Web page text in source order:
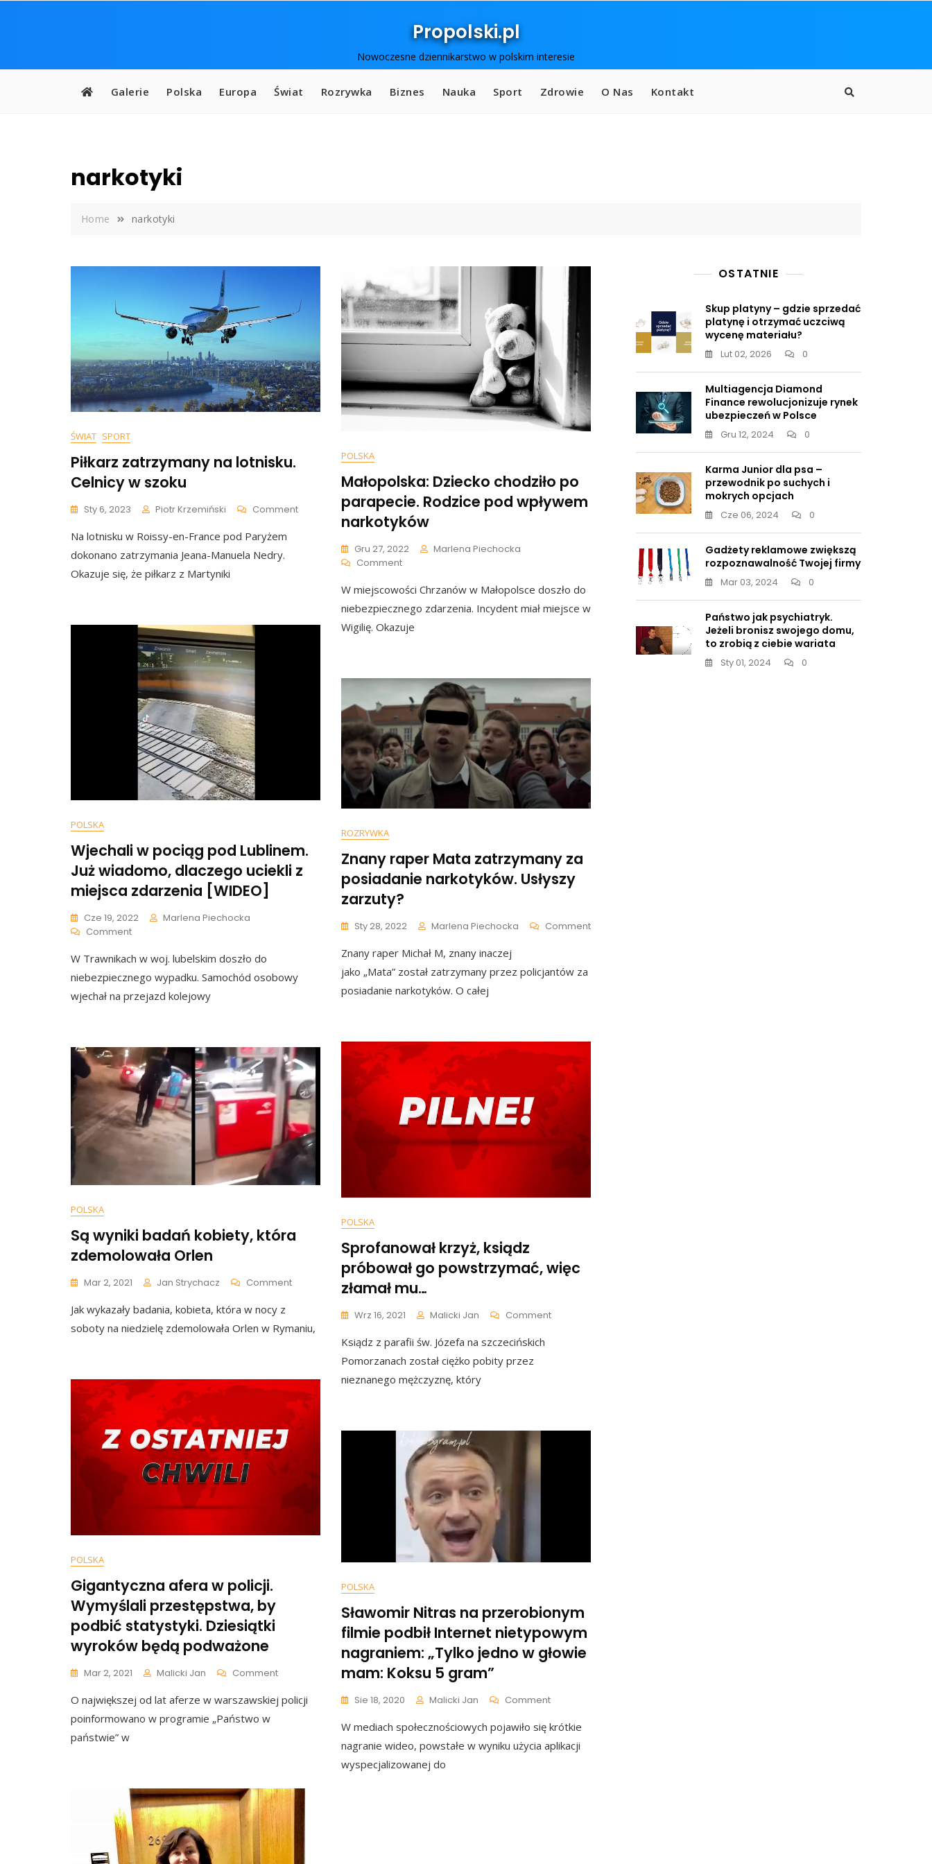
Propolski.pl
Nowoczesne dziennikarstwo w polskim interesie
Galerie Polska Europa Świat Rozrywka Biznes Nauka Sport Zdrowie O Nas Kontakt
narkotyki
Home narkotyki
ŚWIAT SPORT
Piłkarz zatrzymany na lotnisku.
Celnicy w szoku
Sty 6, 2023 Piotr Krzemiński CommentOn
Na lotnisku w Roissy-en-France pod Paryżem
dokonano zatrzymania Jeana-Manuela Nedry.
Okazuje się, że piłkarz z Martyniki
POLSKA
Małopolska: Dziecko chodziło po
parapecie. Rodzice pod wpływem
narkotyków
Gru 27, 2022
Marlena Piechocka
CommentOn
Dziecko
Chodziło
Po
Parapecie.
Narkotyków
W miejscowości Chrzanów w Małopolsce doszło do
niebezpiecznego zdarzenia. Incydent miał miejsce w
Wigilię. Okazuje
POLSKA
Wjechali w pociąg pod Lublinem.
Już wiadomo, dlaczego uciekli z
miejsca zdarzenia [WIDEO]
Cze 19, 2022
Marlena Piechocka
CommentOn
W
Pociąg
Pod
Lublinem.
Uciekli
Z
Miejsca
Zdarzenia
[WIDEO]
W Trawnikach w woj. lubelskim doszło do
niebezpiecznego wypadku. Samochód osobowy
wjechał na przejazd kolejowy
ROZRYWKA
Znany raper Mata zatrzymany za
posiadanie narkotyków. Usłyszy
zarzuty?
Sty 28, 2022 Marlena Piechocka CommentOn
Znany raper Michał M, znany inaczej
jako „Mata” został zatrzymany przez policjantów za
posiadanie narkotyków. O całej
POLSKA
Sprofanował krzyż, ksiądz
próbował go powstrzymać, więc
złamał mu…
Wrz 16, 2021 Malicki Jan CommentOn
Ksiądz z parafii św. Józefa na szczecińskich
Pomorzanach został ciężko pobity przez
nieznanego mężczyznę, który
POLSKA
Są wyniki badań kobiety, która
zdemolowała Orlen
Mar 2, 2021 Jan Strychacz CommentOn
Badań
Kobiety,
Zdemolowała
Orlen
Jak wykazały badania, kobieta, która w nocy z
soboty na niedzielę zdemolowała Orlen w Rymaniu,
POLSKA
Gigantyczna afera w policji.
Wymyślali przestępstwa, by
podbić statystyki. Dziesiątki
wyroków będą podważone
Mar 2, 2021 Malicki Jan CommentOn
Afera
Statystyki.
Dziesiątki
Wyroków
Będą
Podważone
O największej od lat aferze w warszawskiej policji
poinformowano w programie „Państwo w
państwie” w
POLSKA
Sławomir Nitras na przerobionym
filmie podbił Internet nietypowym
nagraniem: „Tylko jedno w głowie
mam: Koksu 5 gram”
Sie 18, 2020 Malicki Jan CommentOn
Nitras
Na
Przerobionym
W mediach społecznościowych pojawiło się krótkie
nagranie wideo, powstałe w wyniku użycia aplikacji
wyspecjalizowanej do
OSTATNIE
Skup platyny – gdzie sprzedać
platynę i otrzymać uczciwą
wycenę materiału?
Lut 02, 2026 0
Multiagencja Diamond
Finance rewolucjonizuje rynek
ubezpieczeń w Polsce
Gru 12, 2024 0
Karma Junior dla psa –
przewodnik po suchych i
mokrych opcjach
Cze 06, 2024 0
Gadżety reklamowe zwiększą
rozpoznawalność Twojej firmy
Mar 03, 2024 0
Państwo jak psychiatryk.
Jeżeli bronisz swojego domu,
to zrobią z ciebie wariata
Sty 01, 2024 0